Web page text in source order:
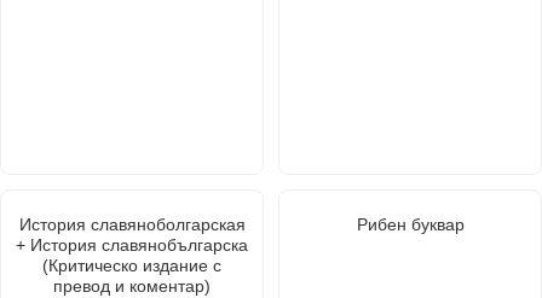
История славяноболгарская
+ История славянобългарска
(Критическо издание с
превод и коментар)
Рибен буквар